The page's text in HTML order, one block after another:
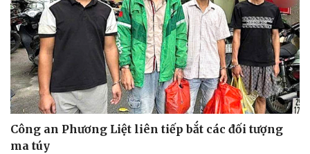
Công an Phương Liệt liên tiếp bắt các đối tượng
ma túy